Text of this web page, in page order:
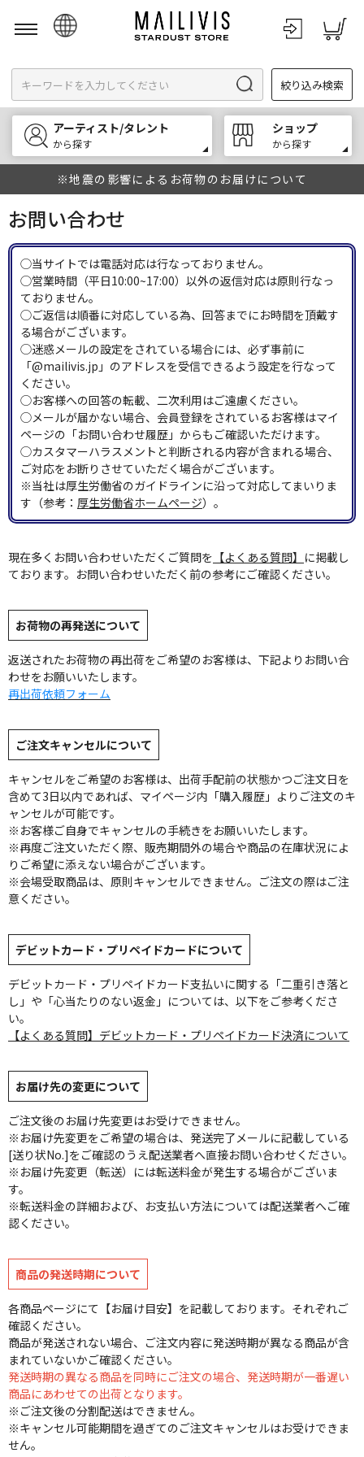
English
한국어
中文
絞り込み検索
アーティスト/タレント
から探す
ショップ
から探す
※地震の影響によるお荷物のお届けについて
お問い合わせ
◯当サイトでは電話対応は行なっておりません。
◯営業時間（平日10:00~17:00）以外の返信対応は原則行なっ
ておりません。
◯ご返信は順番に対応している為、回答までにお時間を頂戴す
る場合がございます。
◯迷惑メールの設定をされている場合には、必ず事前に
「@mailivis.jp」のアドレスを受信できるよう設定を行なって
ください。
◯お客様への回答の転載、二次利用はご遠慮ください。
◯メールが届かない場合、会員登録をされているお客様はマイ
ページの「お問い合わせ履歴」からもご確認いただけます。
◯カスタマーハラスメントと判断される内容が含まれる場合、
ご対応をお断りさせていただく場合がございます。
※当社は厚生労働省のガイドラインに沿って対応してまいりま
す（参考： 厚生労働省ホームページ）。
現在多くお問い合わせいただくご質問を 【よくある質問】 に掲載し
ております。お問い合わせいただく前の参考にご確認ください。
お荷物の再発送について
返送されたお荷物の再出荷をご希望のお客様は、下記よりお問い合
わせをお願いいたします。
再出荷依頼フォーム
ご注文キャンセルについて
キャンセルをご希望のお客様は、出荷手配前の状態かつご注文日を
含めて3日以内であれば、マイページ内「購入履歴」よりご注文のキ
ャンセルが可能です。
※お客様ご自身でキャンセルの手続きをお願いいたします。
※再度ご注文いただく際、販売期間外の場合や商品の在庫状況によ
りご希望に添えない場合がございます。
※会場受取商品は、原則キャンセルできません。ご注文の際はご注
意ください。
デビットカード・プリペイドカードについて
デビットカード・プリペイドカード支払いに関する「二重引き落と
し」や「心当たりのない返金」については、以下をご参考くださ
い。
【よくある質問】デビットカード・プリペイドカード決済について
お届け先の変更について
ご注文後のお届け先変更はお受けできません。
※お届け先変更をご希望の場合は、発送完了メールに記載している
[送り状No.]をご確認のうえ配送業者へ直接お問い合わせください。
※お届け先変更（転送）には転送料金が発生する場合がございま
す。
※転送料金の詳細および、お支払い方法については配送業者へご確
認ください。
商品の発送時期について
各商品ページにて【お届け目安】を記載しております。それぞれご
確認ください。
商品が発送されない場合、ご注文内容に発送時期が異なる商品が含
まれていないかご確認ください。
発送時期の異なる商品を同時にご注文の場合、発送時期が一番遅い
商品にあわせての出荷となります。
※ご注文後の分割配送はできません。
※キャンセル可能期間を過ぎてのご注文キャンセルはお受けできま
せん。